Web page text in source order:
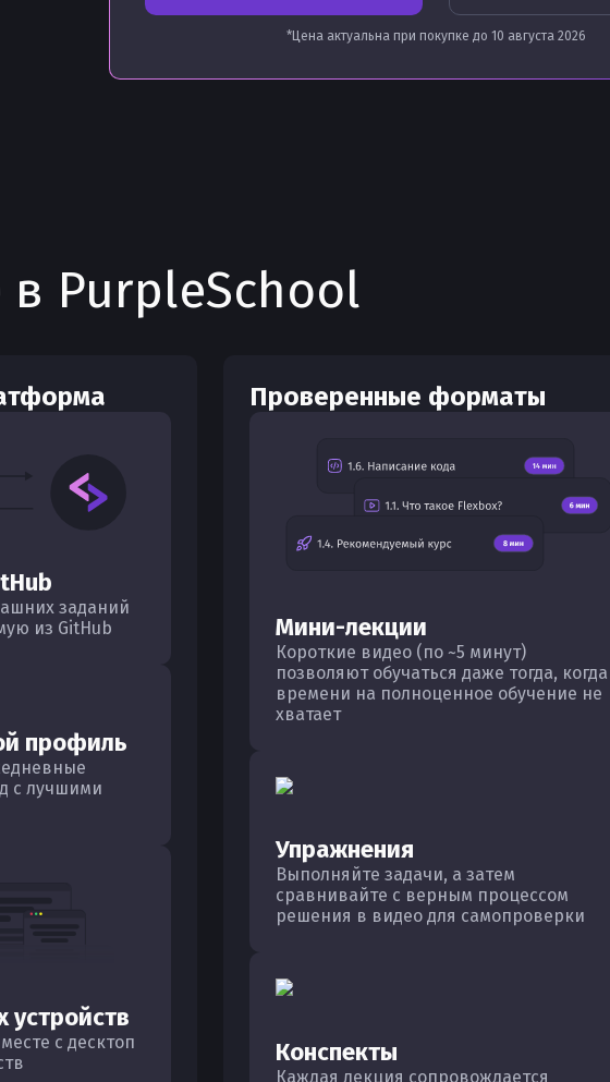
*Цена актуальна при покупке до 10 августа 2026
PurpleSchool
заданий
из GitHub
профиль
с лучшими
устройств
с десктоп
Проверенные форматы
Мини-лекции
Короткие видео (по ~5 минут)
позволяют обучаться даже тогда, когда
времени на полноценное обучение не
хватает
Упражнения
Выполняйте задачи, а затем
сравнивайте с верным процессом
решения в видео для самопроверки
Конспекты
Каждая лекция сопровождается